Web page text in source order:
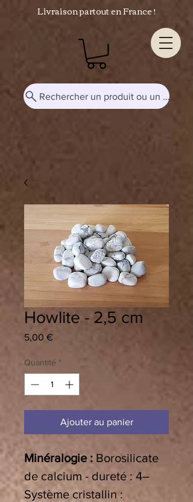
Livraison partout en France !
Rechercher un produit ou un mot-
Howlite - 2,5 cm
5,00 €Prix
Quantité *
Ajouter au panier
Minéralogie : Borosilicate
de calcium - dureté : 4–
Système cristallin :